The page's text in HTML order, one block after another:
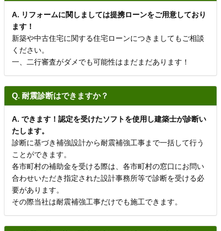
A. リフォームに関しましては提携ローンをご用意しており
ます！
新築や中古住宅に関する住宅ローンにつきましてもご相談
ください。
一、二行審査がダメでも可能性はまだまだあります！
Q. 耐震診断はできますか？
A. できます！認定を受けたソフトを使用し建築士が診断い
たします。
診断に基づき補強設計から耐震補強工事まで一括して行う
ことができます。
各市町村の補助金を受ける際は、各市町村の窓口にお問い
合わせいただき指定された設計事務所等で診断を受ける必
要があります。
その際当社は耐震補強工事だけでも施工できます。